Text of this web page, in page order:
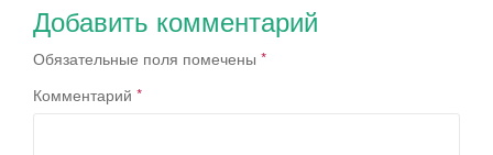
записям
Добавить комментарий
Обязательные поля помечены *
Комментарий *